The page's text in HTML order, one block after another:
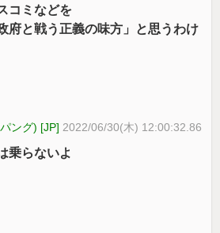
コミなどを
府と戦う正義の味方」と思うわけ
ング) [JP] 2022/06/30(木) 12:00:32.86
乗らないよ